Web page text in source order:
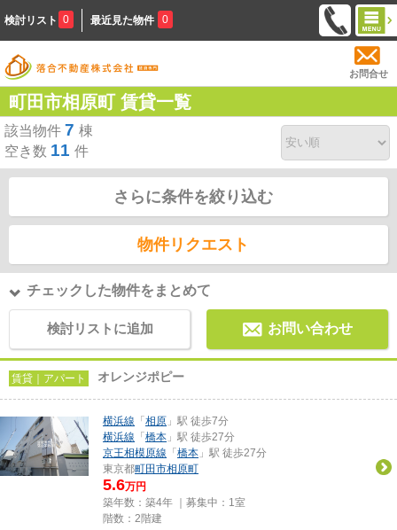
検討リスト 0 最近見た物件 0
お問合せ
町田市相原町 賃貸一覧
該当物件 7 棟
空き数 11 件
さらに条件を絞り込む
物件リクエスト
チェックした物件をまとめて
検討リストに追加 お問い合わせ
賃貸｜アパート オレンジポピー
横浜線 「 相原 」駅 徒歩7分
横浜線 「 橋本 」駅 徒歩27分
京王相模原線 「 橋本 」駅 徒歩27分
東京都町田市相原町
5.6万円
築年数：築4年 ｜募集中： 1室
階数：2階建